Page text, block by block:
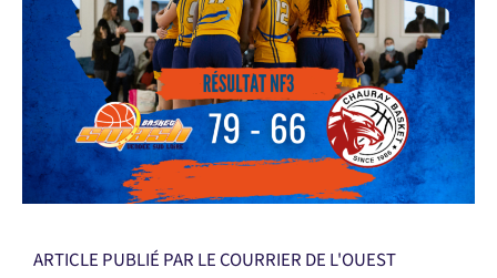
ARTICLE PUBLIÉ PAR LE COURRIER DE L'OUEST